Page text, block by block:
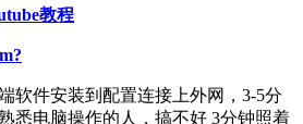
教程
软件安装到配置连接上外网，3-5分
悉电脑操作的人，搞不好 3分钟照着